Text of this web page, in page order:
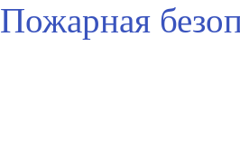
Пожарная